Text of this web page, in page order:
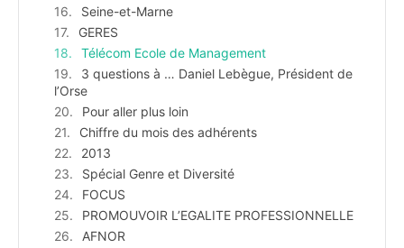
Seine-et-Marne
GERES
Télécom Ecole de Management
3 questions à … Daniel Lebègue, Président de
l’Orse
Pour aller plus loin
Chiffre du mois des adhérents
2013
Spécial Genre et Diversité
FOCUS
PROMOUVOIR L’EGALITE PROFESSIONNELLE
AFNOR